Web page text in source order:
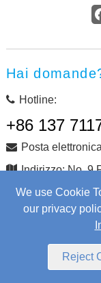
We use Cookie
our privacy
Reject
Hai
Hotline:
+86 137
Posta
Indirizzo: No. 9
Changzhou,
Tutti i diritti
mappa del sito